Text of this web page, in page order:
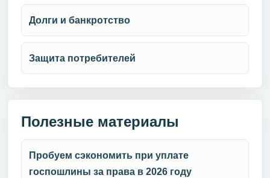
Долги и банкротство
Защита потребителей
Полезные материалы
Пробуем сэкономить при уплате
госпошлины за права в 2026 году